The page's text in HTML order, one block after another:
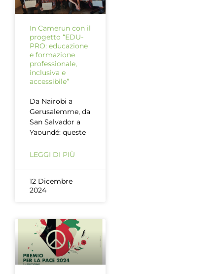
In Camerun con il
progetto “EDU-
PRO: educazione
e formazione
professionale,
inclusiva e
accessibile”
Da Nairobi a
Gerusalemme, da
San Salvador a
Yaoundé: queste
LEGGI DI PIÙ
12 Dicembre
2024